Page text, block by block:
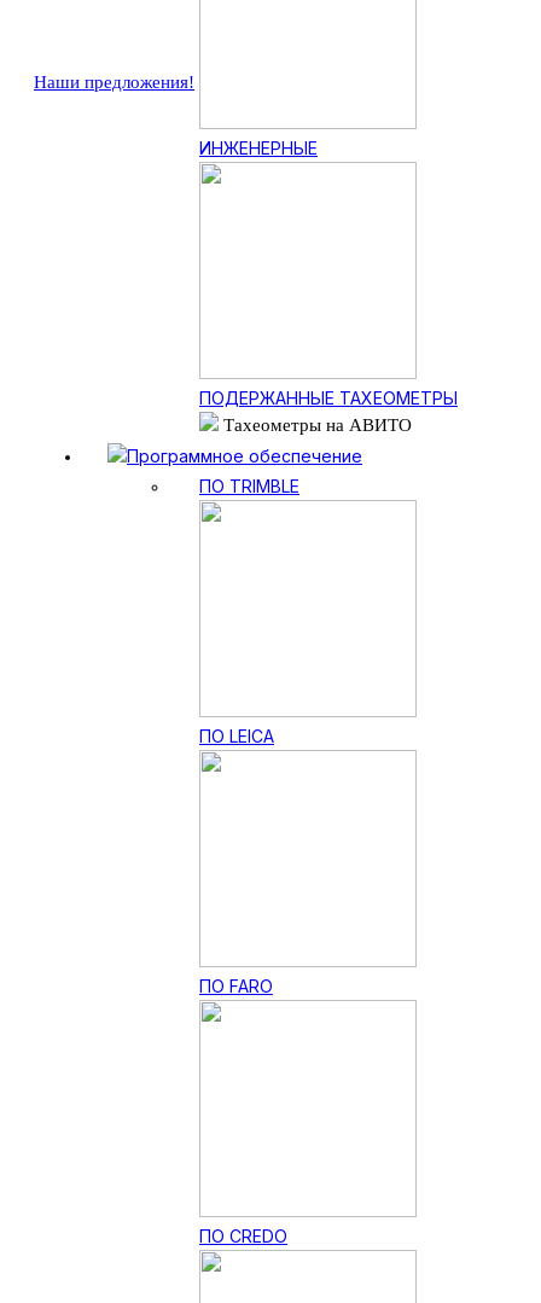
Наши предложения!
ИНЖЕНЕРНЫЕ
ПОДЕРЖАННЫЕ ТАХЕОМЕТРЫ
Тахеометры на АВИТО
Программное обеспечение
ПО TRIMBLE
ПО LEICA
ПО FARO
ПО CREDO